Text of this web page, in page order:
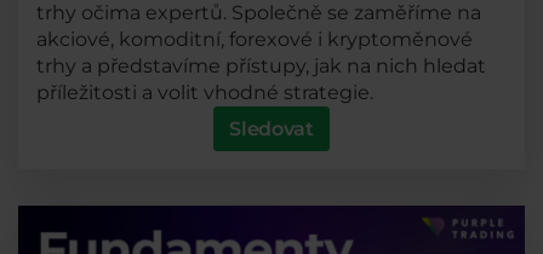
trhy očima expertů. Společně se zaměříme na
akciové, komoditní, forexové i kryptoměnové
trhy a představíme přístupy, jak na nich hledat
příležitosti a volit vhodné strategie.
Sledovat